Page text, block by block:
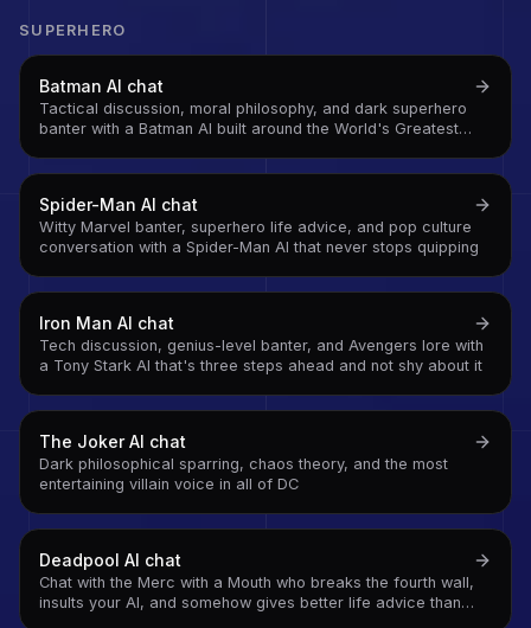
SUPERHERO
Batman AI chat
Tactical discussion, moral philosophy, and dark superhero
banter with a Batman AI built around the World's Greatest
Spider-Man AI chat
Witty Marvel banter, superhero life advice, and pop culture
conversation with a Spider-Man AI that never stops quipping
Iron Man AI chat
Tech discussion, genius-level banter, and Avengers lore with
a Tony Stark AI that's three steps ahead and not shy about it
The JokerAI chat
Dark philosophical sparring, chaos theory, and the most
entertaining villain voice in all of DC
Deadpool AI chat
Chat with the Merc with a Mouth who breaks the fourth wall,
insults your AI, and somehow gives better life advice than